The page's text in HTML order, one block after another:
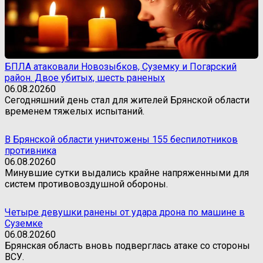
БПЛА атаковали Новозыбков, Суземку и Погарский
район. Двое убитых, шесть раненых
06.08.20260
Сегодняшний день стал для жителей Брянской области
временем тяжелых испытаний.
В Брянской области уничтожены 155 беспилотников
противника
06.08.20260
Минувшие сутки выдались крайне напряженными для
систем противовоздушной обороны.
Четыре девушки ранены от удара дрона по машине в
Суземке
06.08.20260
Брянская область вновь подверглась атаке со стороны
ВСУ.